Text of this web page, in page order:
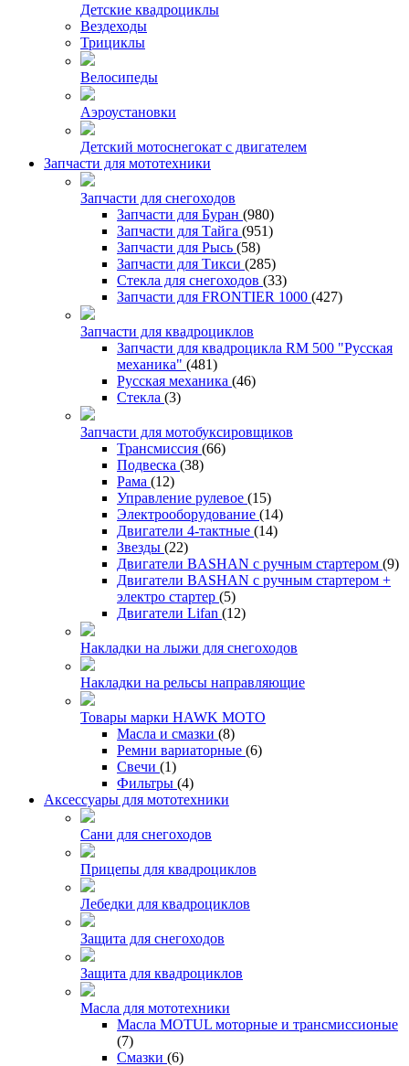
Детские квадроциклы
Вездеходы
Трициклы
Велосипеды
Аэроустановки
Детский мотоснегокат с двигателем
Запчасти для мототехники
Запчасти для снегоходов
Запчасти для Буран (980)
Запчасти для Тайга (951)
Запчасти для Рысь (58)
Запчасти для Тикси (285)
Стекла для снегоходов (33)
Запчасти для FRONTIER 1000 (427)
Запчасти для квадроциклов
Запчасти для квадроцикла RM 500 "Русская
механика" (481)
Русская механика (46)
Стекла (3)
Запчасти для мотобуксировщиков
Трансмиссия (66)
Подвеска (38)
Рама (12)
Управление рулевое (15)
Электрооборудование (14)
Двигатели 4-тактные (14)
Звезды (22)
Двигатели BASHAN с ручным стартером (9)
Двигатели BASHAN с ручным стартером +
электро стартер (5)
Двигатели Lifan (12)
Накладки на лыжи для снегоходов
Накладки на рельсы направляющие
Товары марки HAWK MOTO
Масла и смазки (8)
Ремни вариаторные (6)
Свечи (1)
Фильтры (4)
Аксессуары для мототехники
Сани для снегоходов
Прицепы для квадроциклов
Лебедки для квадроциклов
Защита для снегоходов
Защита для квадроциклов
Масла для мототехники
Масла MOTUL моторные и трансмиссионые
(7)
Смазки (6)